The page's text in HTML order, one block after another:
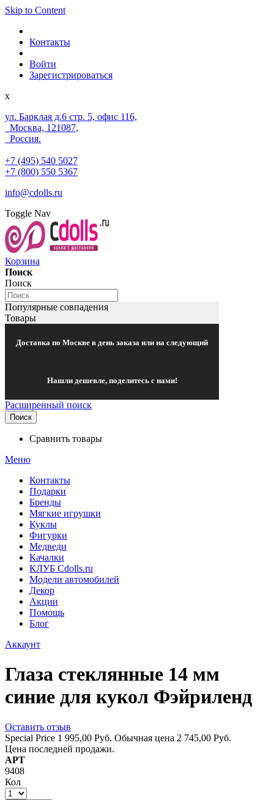
Skip to Content
Контакты
Войти
Зарегистрироваться
x
ул. Барклая д.6 стр. 5, офис 116,
Москва, 121087,
Россия.
+7 (495) 540 5027
+7 (800) 550 5367
info@cdolls.ru
Toggle Nav
Корзина
Поиск
Поиск
Популярные совпадения
Товары
Доставка по Москве в день заказа или на следующий
Нашли дешевле, поделитесь с нами!
Расширенный поиск
Поиск
Сравнить товары
Меню
Контакты
Подарки
Бренды
Мягкие игрушки
Куклы
Фигурки
Медведи
Качалки
КЛУБ Cdolls.ru
Модели автомобилей
Декор
Акции
Помощь
Блог
Аккаунт
Глаза стеклянные 14 мм
синие для кукол Фэйриленд
Оставить отзыв
Special Price 1 995,00 Руб. Обычная цена 2 745,00 Руб.
Цена последней продажи.
АРТ
9408
Кол